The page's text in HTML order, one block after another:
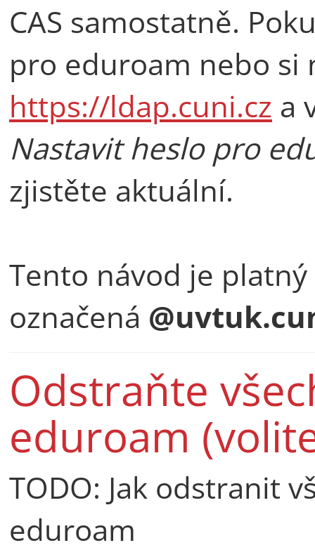
CAS samostatně.
pro eduroam nebo si
https://ldap.cuni.cz a
Nastavit heslo pro
zjistěte aktuální.
Tento návod je
označená
Odstraňte
eduroam
TODO: Jak odstranit
eduroam